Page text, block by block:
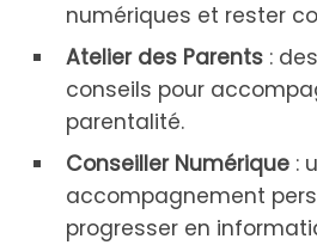
numériques et rester
Atelier des Parents :
conseils pour
parentalité.
Conseiller Numérique :
accompagnement
progresser en